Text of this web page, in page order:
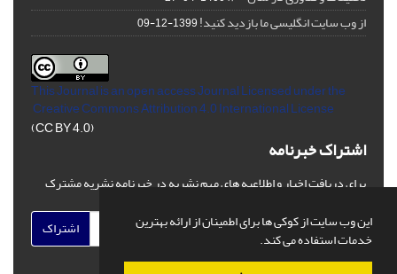
این وب سایت از کوکی ها برای اطمینان از ارائه بهترین
خدمات استفاده می کند.
از وب سایت انگلیسی ما بازدید کنید!1399-12-09
This Journal is an open access Journal Licensedunder the
Creative Commons Attribution 4.0 International License
(CC BY 4.0)
اشتراک خبرنامه
برای دریافت اخبار و اطلاعیه های مهم نشریه در خبرنامه نشریه مشترک
اشتراک